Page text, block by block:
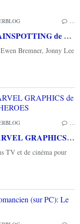
[REVUE CINEMA BLU-RAY] T2 TRAINSPOTTING de Danny BOYLE
Bremner, Jonny Lee
[REVUE LIVRE CINEMA/GEEK] MARVEL GRAPHICS de Virgile ISCAN aux éditions HACHETTE HEROES
TV et de cinéma pour